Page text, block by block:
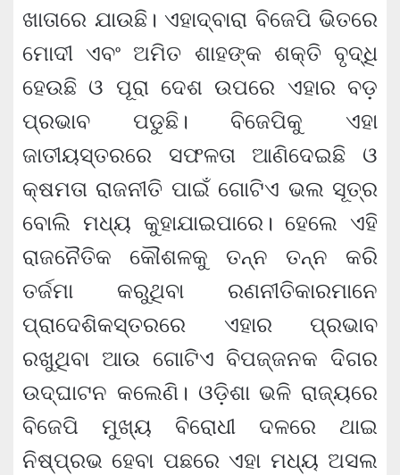
ଖାତାରେ ଯାଉଛି। ଏହାଦ୍ବାରା ବିଜେପି ଭିତରେ
ମୋଦୀ ଏବଂ ଅମିତ ଶାହଙ୍କ ଶକ୍ତି ବୃଦ୍ଧି
ହେଉଛି ଓ ପୂରା ଦେଶ ଉପରେ ଏହାର ବଡ଼
ପ୍ରଭାବ ପଡୁଛି। ବିଜେପିକୁ ଏହା
ଜାତୀୟସ୍ତରରେ ସଫଳତା ଆଣିଦେଇଛି ଓ
କ୍ଷମତା ରାଜନୀତି ପାଇଁ ଗୋଟିଏ ଭଲ ସୂତ୍ର
ବୋଲି ମଧ୍ୟ କୁହାଯାଇପାରେ। ହେଲେ ଏହି
ରାଜନୈତିକ କୌଶଳକୁ ତନ୍ନ ତନ୍ନ କରି
ତର୍ଜମା କରୁଥିବା ରଣନୀତିକାରମାନେ
ପ୍ରାଦେଶିକସ୍ତରରେ ଏହାର ପ୍ରଭାବ
ରଖୁଥିବା ଆଉ ଗୋଟିଏ ବିପଜ୍ଜନକ ଦିଗର
ଉଦ୍‌ଘାଟନ କଲେଣି। ଓଡ଼ିଶା ଭଳି ରାଜ୍ୟରେ
ବିଜେପି ମୁଖ୍ୟ ବିରୋଧୀ ଦଳରେ ଥାଇ
ନିଷ୍ପ୍ରଭ ହେବା ପଛରେ ଏହା ମଧ୍ୟ ଅସଲ